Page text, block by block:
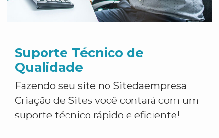
Suporte Técnico de
Qualidade
Fazendo seu site no Sitedaempresa
Criação de Sites você contará com um
suporte técnico rápido e eficiente!